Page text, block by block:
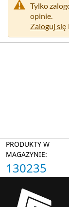
Tylko
opinie.
Zaloguj się
PRODUKTY W
MAGAZYNIE:
130235